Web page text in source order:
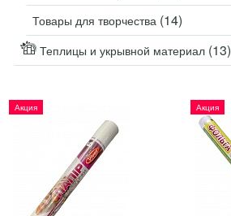
Товары для творчества (14)
Теплицы и укрывной материал (13)
Акция Акция